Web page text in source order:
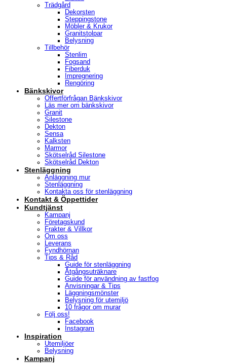
Trädgård
Dekorsten
Steppingstone
Möbler & Krukor
Granitstolpar
Belysning
Tillbehör
Stenlim
Fogsand
Fiberduk
Impregnering
Rengöring
Bänkskivor
Offertförfrågan Bänkskivor
Läs mer om bänkskivor
Granit
Silestone
Dekton
Sensa
Kalksten
Marmor
Skötselråd Silestone
Skötselråd Dekton
Stenläggning
Anläggning mur
Stenläggning
Kontakta oss för stenläggning
Kontakt & Öppettider
Kundtjänst
Kampanj
Företagskund
Frakter & Villkor
Om oss
Leverans
Fyndhörnan
Tips & Råd
Guide för stenläggning
Åtgångsuträknare
Guide för användning av fastfog
Anvisningar & Tips
Läggningsmönster
Belysning för utemiljö
10 frågor om murar
Följ oss!
Facebook
Instagram
Inspiration
Utemiljöer
Belysning
Kampanj